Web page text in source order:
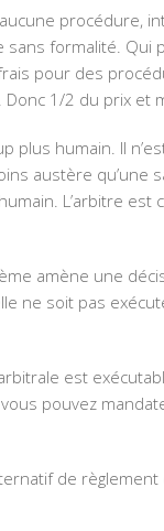
procédure,
sans formalité.
pour des
1/2 du prix et
plus humain. Il
austère qu’une
L’arbitre
amène une
ne soit pas
est
pouvez
de